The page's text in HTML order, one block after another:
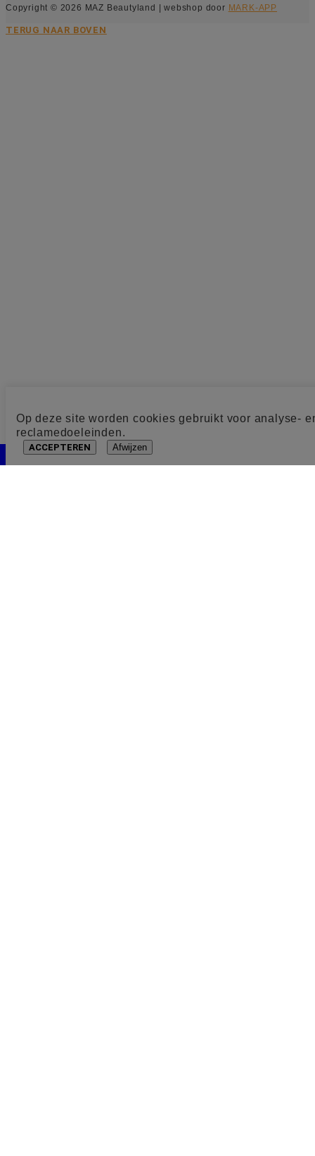
Op deze site worden cookies gebruikt voor analyse-
reclamedoeleinden.
ACCEPTEREN Afwijzen
Copyright © 2026 MAZ Beautyland | webshop door MARK-APP
TERUG NAAR BOVEN
Cookie toestemming